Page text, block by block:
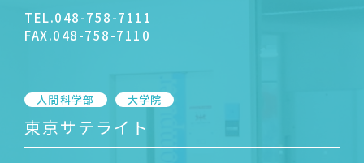
TEL.048-758-7111
FAX.048-758-7110
人間科学部 大学院
東京サテライト